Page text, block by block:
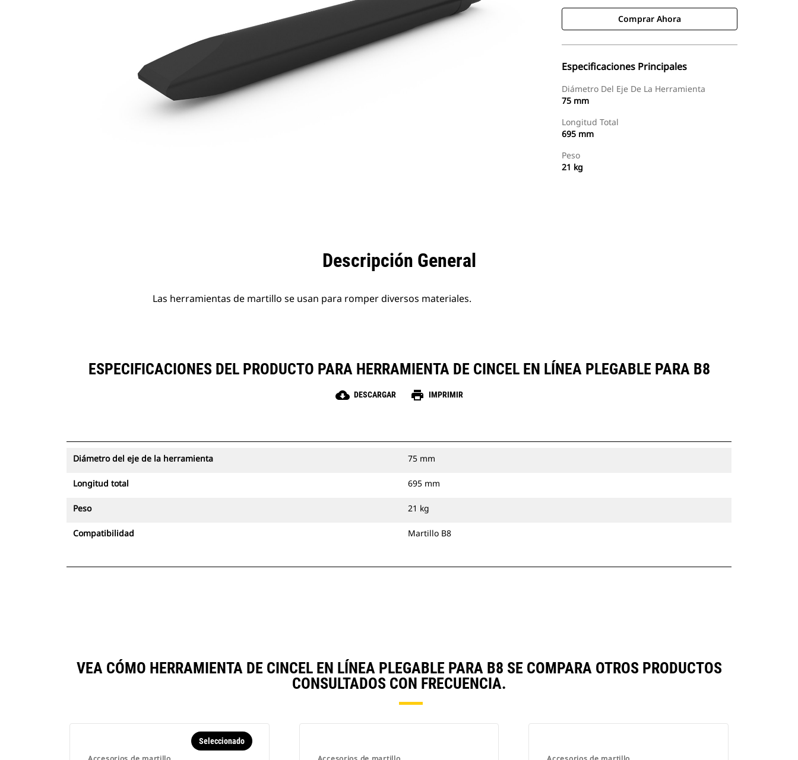
Comprar Ahora
Especificaciones Principales
Diámetro Del Eje De La Herramienta
75 mm
Longitud Total
695 mm
Peso
21 kg
Descripción General
Las herramientas de martillo se usan para romper diversos materiales.
ESPECIFICACIONES DEL PRODUCTO PARA HERRAMIENTA DE CINCEL EN LÍNEA PLEGABLE PARA B8
cloud_download DESCARGAR print IMPRIMIR
Diámetro del eje de la herramienta 75 mm
Longitud total 695 mm
Peso 21 kg
Compatibilidad Martillo B8
VEA CÓMO HERRAMIENTA DE CINCEL EN LÍNEA PLEGABLE PARA B8 SE COMPARA OTROS PRODUCTOS
CONSULTADOS CON FRECUENCIA.
Seleccionado